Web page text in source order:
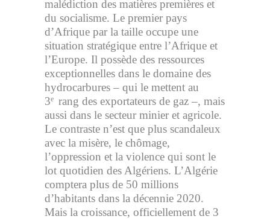
malédiction des matières premières et
du socialisme. Le premier pays
d’Afrique par la taille occupe une
situation stratégique entre l’Afrique et
l’Europe. Il possède des ressources
exceptionnelles dans le domaine des
hydrocarbures – qui le mettent au
3e
rang des exportateurs de gaz –, mais
aussi dans le secteur minier et agricole.
Le contraste n’est que plus scandaleux
avec la misère, le chômage,
l’oppression et la violence qui sont le
lot quotidien des Algériens. L’Algérie
comptera plus de 50 millions
d’habitants dans la décennie 2020.
Mais la croissance, officiellement de 3